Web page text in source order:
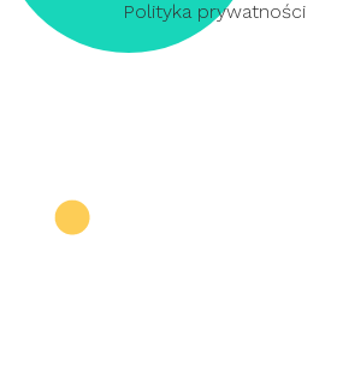
Polityka prywatności